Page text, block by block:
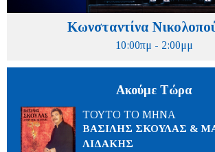
Κωνσταντίνα
10:00πμ - 2:00μμ
Ακούμε Τώρα
ΤΟΥΤΟ ΤΟ ΜΗΝΑ
ΒΑΣΙΛΗΣ ΣΚΟΥΛΑΣ &
ΛΙΔΑΚΗΣ